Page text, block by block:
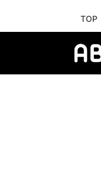
TOP